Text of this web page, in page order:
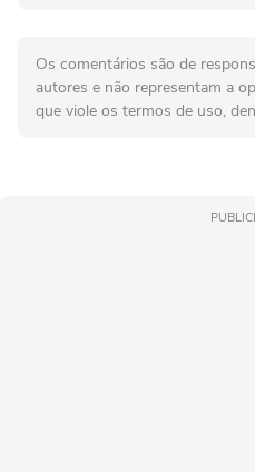
Os comentários são de
autores e não representam a
que viole os termos de uso,